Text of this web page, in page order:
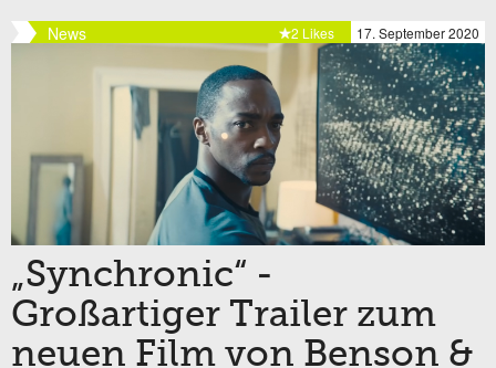
News 17. September 2020
2 Likes
„Synchronic“ -
Großartiger Trailer zum
neuen Film von Benson &